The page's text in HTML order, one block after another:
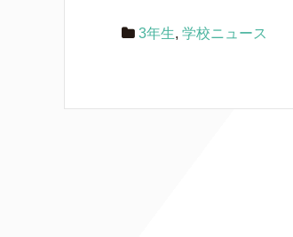
3年生, 学校ニュース